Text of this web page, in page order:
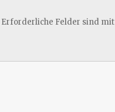
Erforderliche Felder sind mit